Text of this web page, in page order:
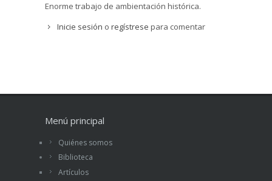
Enorme trabajo de ambientación histórica.
Inicie sesión o regístrese para comentar
Menú principal
Quiénes somos
Biblioteca
Artículos